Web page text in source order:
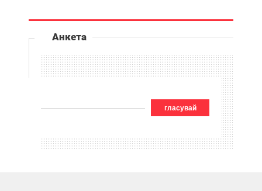
Анкета
гласувай